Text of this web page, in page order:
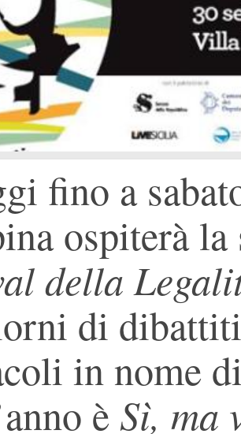
fino a
ospiterà la
della
di
in nome
è Sì, ma